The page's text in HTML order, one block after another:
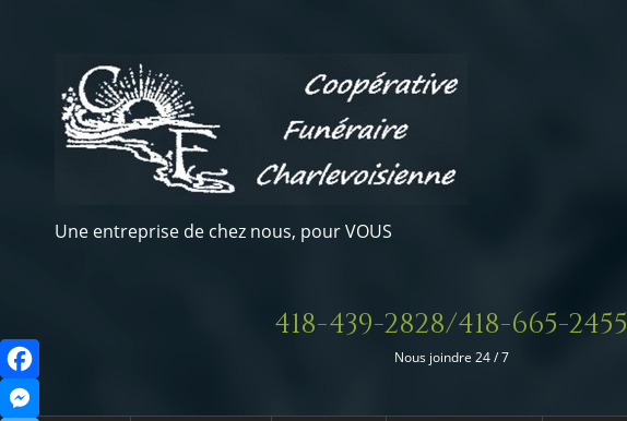
Une entreprise de chez nous, pour VOUS
418-439-2828/418-665-2455
Nous joindre 24 / 7